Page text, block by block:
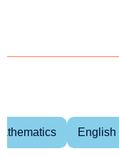
English